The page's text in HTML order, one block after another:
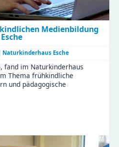
Medienbildung
Naturkinderhaus Esche
fand im Naturkinderhaus
Thema frühkindliche
und pädagogische